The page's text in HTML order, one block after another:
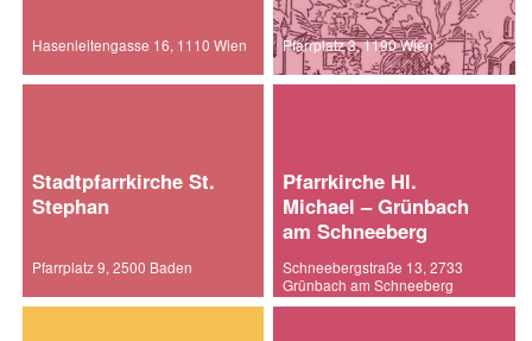
Hasenleitengasse 16, 1110 Wien Pfarrplatz 3, 1190 Wien
Stadtpfarrkirche St.
Stephan
Pfarrplatz 9, 2500 Baden
Pfarrkirche Hl.
Michael – Grünbach
am Schneeberg
Schneebergstraße 13, 2733
Grünbach am Schneeberg